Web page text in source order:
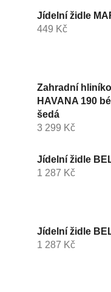
Jídelní židle
449 Kč
Zahradní
HAVANA 190
šedá
3 299 Kč
Jídelní židle
1 287 Kč
Jídelní židle
1 287 Kč